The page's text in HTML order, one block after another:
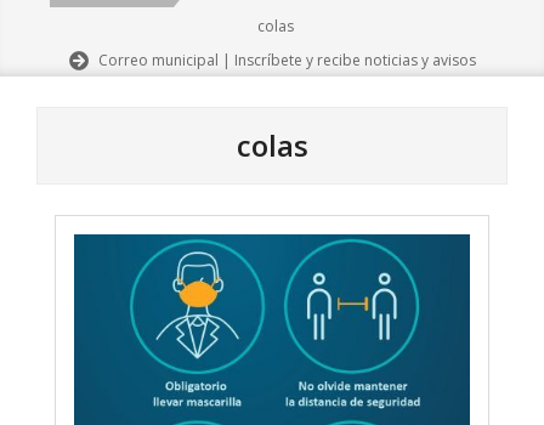
colas
Correo municipal | Inscríbete y recibe noticias y avisos
colas